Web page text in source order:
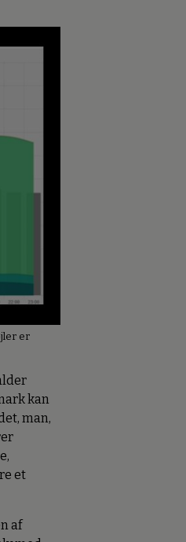
er
kan
man,
et
af